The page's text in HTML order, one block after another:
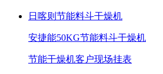
日喀则节能料斗干燥机
安捷能50KG节能料斗干燥机
节能干燥机客户现场挂表